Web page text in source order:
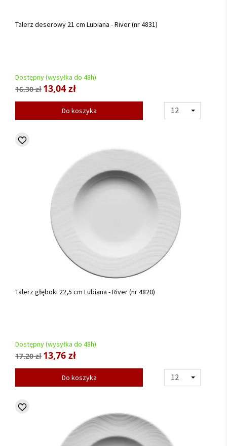
Talerz deserowy 21 cm Lubiana - River (nr 4831)
Dostępny (wysyłka do 48h)
16,30 zł 13,04 zł
Do koszyka
Talerz głęboki 22,5 cm Lubiana - River (nr 4820)
Dostępny (wysyłka do 48h)
17,20 zł 13,76 zł
Do koszyka